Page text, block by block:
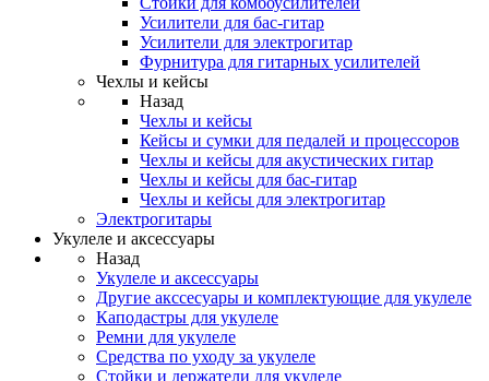
Усилители для бас-гитар
Усилители для электрогитар
Фурнитура для гитарных усилителей
Чехлы и кейсы
Назад
Чехлы и кейсы
Кейсы и сумки для педалей и процессоров
Чехлы и кейсы для акустических гитар
Чехлы и кейсы для бас-гитар
Чехлы и кейсы для электрогитар
Электрогитары
Укулеле и аксессуары
Назад
Укулеле и аксессуары
Другие акссесуары и комплектующие для укулеле
Каподастры для укулеле
Ремни для укулеле
Средства по уходу за укулеле
Стойки и держатели для укулеле